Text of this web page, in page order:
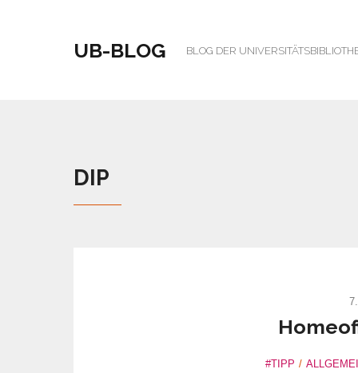
UB-BLOG BLOG DER
DIP
#TIPP